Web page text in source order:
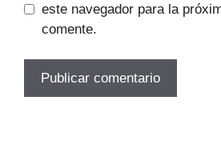
este navegador para la
comente.